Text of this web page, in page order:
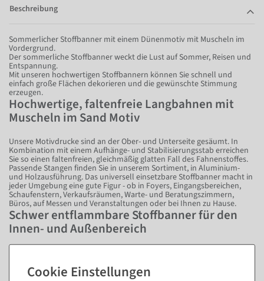
Beschreibung
Sommerlicher Stoffbanner mit einem Dünenmotiv mit Muscheln im
Vordergrund.
Der sommerliche Stoffbanner weckt die Lust auf Sommer, Reisen und
Entspannung.
Mit unseren hochwertigen Stoffbannern können Sie schnell und
einfach große Flächen dekorieren und die gewünschte Stimmung
erzeugen.
Hochwertige, faltenfreie Langbahnen mit
Muscheln im Sand Motiv
Unsere Motivdrucke sind an der Ober- und Unterseite gesäumt. In
Kombination mit einem Aufhänge- und Stabilisierungsstab erreichen
Sie so einen faltenfreien, gleichmäßig glatten Fall des Fahnenstoffes.
Passende Stangen finden Sie in unserem Sortiment, in Aluminium-
und Holzausführung. Das universell einsetzbare Stoffbanner macht in
jeder Umgebung eine gute Figur - ob in Foyers, Eingangsbereichen,
Schaufenstern, Verkaufsräumen, Warte- und Beratungszimmern,
Büros, auf Messen und Veranstaltungen oder bei Ihnen zu Hause.
Schwer entflammbare Stoffbanner für den
Innen- und Außenbereich
können das Stoffbanner daher bedenkenlos in öffentlichen